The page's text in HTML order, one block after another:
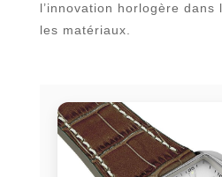
l’innovation horlogère dans
les matériaux.